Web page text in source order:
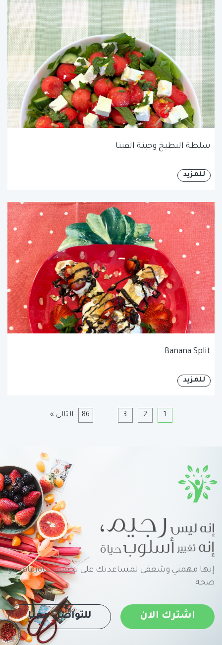
سلطة البطيخ وجبنة الفيتا
للمزيد
Banana Split
للمزيد
1
2
3
…
86 التالي »
إنها مهمتي وشغفي لمساعدتك على تحقيق حياةرفاهية و
صحة
اشترك الان للتواصل معنا